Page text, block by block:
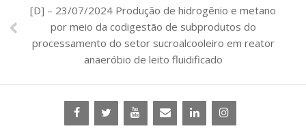
[D] – 23/07/2024 Produção de hidrogênio e metano
por meio da codigestão de subprodutos do
processamento do setor sucroalcooleiro em reator
anaeróbio de leito fluidificado